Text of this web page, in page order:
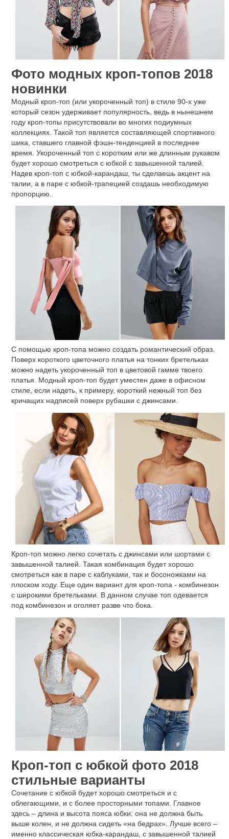
Фото модных кроп-топов 2018
новинки
Модный кроп-топ (или укороченный топ) в стиле 90-х уже
который сезон удерживает популярность, ведь в нынешнем
году кроп-топы присутствовали во многих подиумных
коллекциях. Такой топ является составляющей спортивного
шика, ставшего главной фэшн-тенденцией в последнее
время. Укороченный топ с коротким или же длинным рукавом
будет хорошо смотреться с юбкой с завышенной талией.
Надев кроп-топ с юбкой-карандаш, ты сделаешь акцент на
талии, а в паре с юбкой-трапецией создашь необходимую
пропорцию.
С помощью кроп-топа можно создать романтический образ.
Поверх короткого цветочного платья на тонких бретельках
можно надеть укороченный топ в цветовой гамме твоего
платья. Модный кроп-топ будет уместен даже в офисном
стиле, если надеть, к примеру, короткий нежный топ без
кричащих надписей поверх рубашки с джинсами.
Кроп-топ можно легко сочетать с джинсами или шортами с
завышенной талией. Такая комбинация будет хорошо
смотреться как в паре с каблуками, так и босоножками на
плоском ходу. Еще один вариант для кроп-топа - комбинезон
с широкими бретельками. В данном случае топ одевается
под комбинезон и оголяет разве что бока.
Кроп-топ с юбкой фото 2018
стильные варианты
Сочетание с юбкой будет хорошо смотреться и с
облегающими, и с более просторными топами. Главное
здесь – длина и высота пояса юбки: она не должна быть
выше колен, и не должна сидеть «на бедрах». Лучше всего –
именно классическая юбка-карандаш, с завышенной талией